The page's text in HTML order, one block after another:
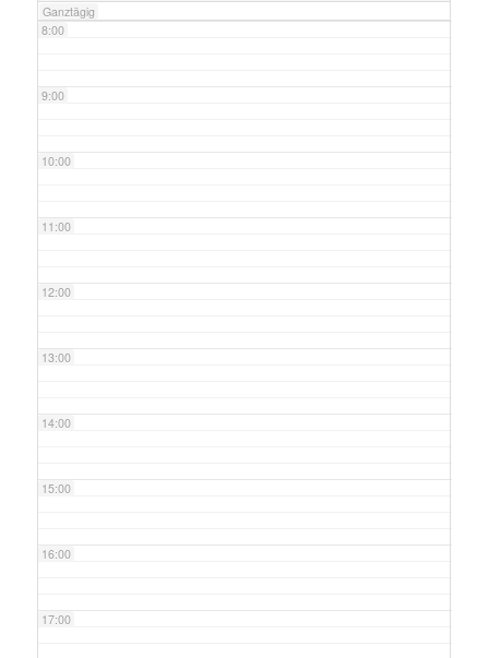
Ganztägig
8:00
9:00
10:00
11:00
12:00
13:00
14:00
15:00
16:00
17:00